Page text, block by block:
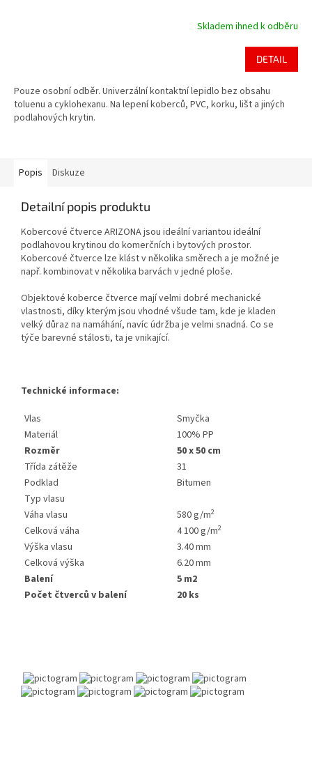
z
5
hvězdiček.
Skladem ihned k odběru
DETAIL
Pouze osobní odběr. Univerzální kontaktní lepidlo bez obsahu
toluenu a cyklohexanu. Na lepení koberců, PVC, korku, lišt a jiných
podlahových krytin.
Popis Diskuze
Detailní popis produktu
Kobercové čtverce ARIZONA jsou ideální variantou ideální
podlahovou krytinou do komerčních i bytových prostor.
Kobercové čtverce lze klást v několika směrech a je možné je
např. kombinovat v několika barvách v jedné ploše.
Objektové koberce čtverce mají velmi dobré mechanické
vlastnosti, díky kterým jsou vhodné všude tam, kde je kladen
velký důraz na namáhání, navíc údržba je velmi snadná. Co se
týče barevné stálosti, ta je vnikající.
Technické informace:
Vlas
Smyčka
Materiál
100% PP
Rozměr
50 x 50 cm
Třída zátěže
31
Podklad
Bitumen
Typ vlasu
Váha vlasu
580 g/m2
Celková váha 4 100 g/m2
Výška vlasu
3.40 mm
Celková výška
6.20 mm
Balení
5 m2
Počet čtverců v balení
20 ks